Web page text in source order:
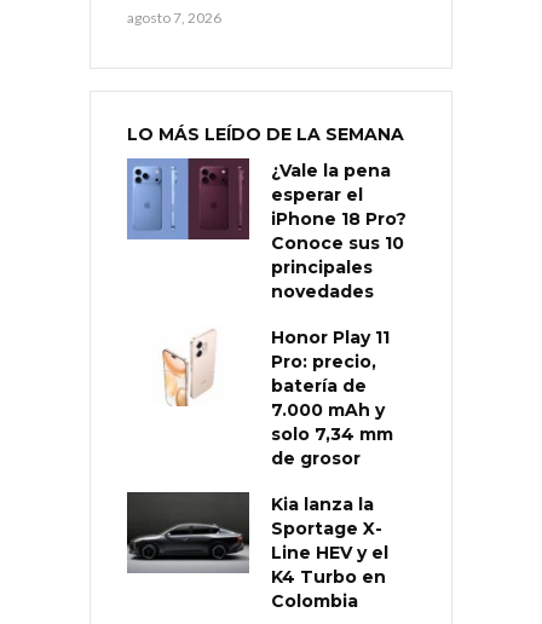
agosto 7, 2026
LO MÁS LEÍDO DE LA SEMANA
¿Vale la pena
esperar el
iPhone 18 Pro?
Conoce sus 10
principales
novedades
Honor Play 11
Pro: precio,
batería de
7.000 mAh y
solo 7,34 mm
de grosor
Kia lanza la
Sportage X-
Line HEV y el
K4 Turbo en
Colombia